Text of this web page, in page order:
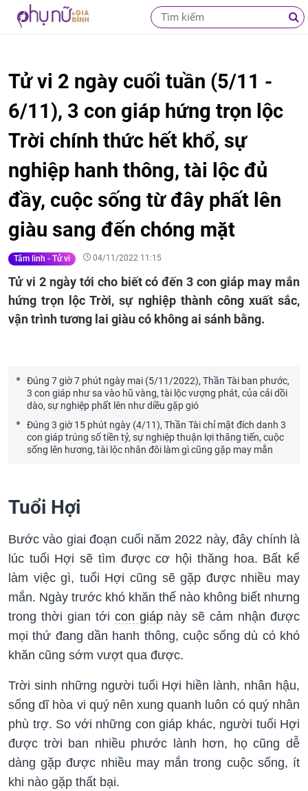
Tử vi 2 ngày cuối tuần (5/11 -
6/11), 3 con giáp hứng trọn lộc
Trời chính thức hết khổ, sự
nghiệp hanh thông, tài lộc đủ
đầy, cuộc sống từ đây phất lên
giàu sang đến chóng mặt
Tâm linh - Tử vi 04/11/2022 11:15
Tử vi 2 ngày tới cho biết có đến 3 con giáp may mắn
hứng trọn lộc Trời, sự nghiệp thành công xuất sắc,
vận trình tương lai giàu có không ai sánh bằng.
Đúng 7 giờ 7 phút ngày mai (5/11/2022), Thần Tài ban phước,
3 con giáp như sa vào hũ vàng, tài lộc vượng phát, của cải dồi
dào, sự nghiệp phất lên như diều gặp gió
Đúng 3 giờ 15 phút ngày (4/11), Thần Tài chỉ mặt đích danh 3
con giáp trúng số tiền tỷ, sự nghiệp thuận lợi thăng tiến, cuộc
sống lên hương, tài lộc nhân đôi làm gì cũng gặp may mắn
Tuổi Hợi
Bước vào giai đoạn cuối năm 2022 này, đây chính là
lúc tuổi Hợi sẽ tìm được cơ hội thăng hoa. Bất kể
làm việc gì, tuổi Hợi cũng sẽ gặp được nhiều may
mắn. Ngày trước khó khăn thế nào không biết nhưng
trong thời gian tới con giápnày sẽ cảm nhận được
mọi thứ đang dần hanh thông, cuộc sống dù có khó
khăn cũng sớm vượt qua được.
Trời sinh những người tuổi Hợi hiền lành, nhân hậu,
sống dĩ hòa vi quý nên xung quanh luôn có quý nhân
phù trợ. So với những con giáp khác, người tuổi Hợi
được trời ban nhiều phước lành hơn, họ cũng dễ
dàng gặp được nhiều may mắn trong cuộc sống, ít
khi nào gặp thất bại.